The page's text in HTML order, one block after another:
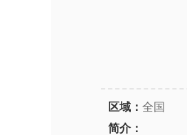
区域： 全国
简介：